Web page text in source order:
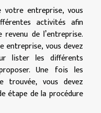
votre entreprise, vous
activités afin
de l’entreprise.
entreprise, vous devez
lister les différents
Une fois les
trouvée, vous devez
étape de la procédure